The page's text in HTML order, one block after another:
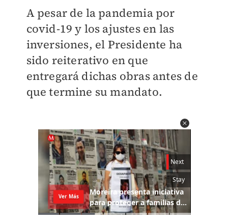
A pesar de la pandemia por
covid-19 y los ajustes en las
inversiones, el Presidente ha
sido reiterativo en que
entregará dichas obras antes de
que termine su mandato.